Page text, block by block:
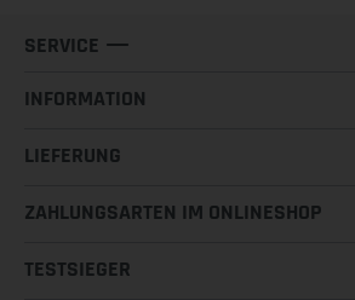
SERVICE
INFORMATION
LIEFERUNG
ZAHLUNGSARTEN IM ONLINESHOP
TESTSIEGER